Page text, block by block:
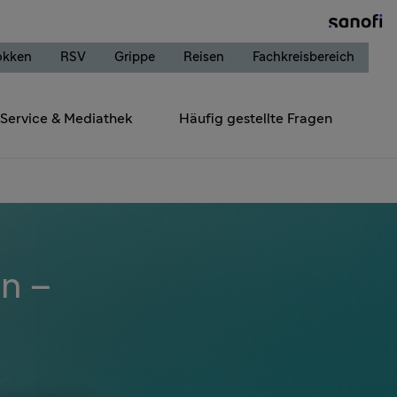
RSV Grippe Reisen Fachkreisbereich
Service & Mediathek Häufig gestellte Fragen
–